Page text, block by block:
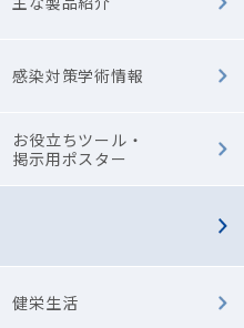
感染対策学術情報
お役立ちツール・
掲示用ポスター
健栄生活